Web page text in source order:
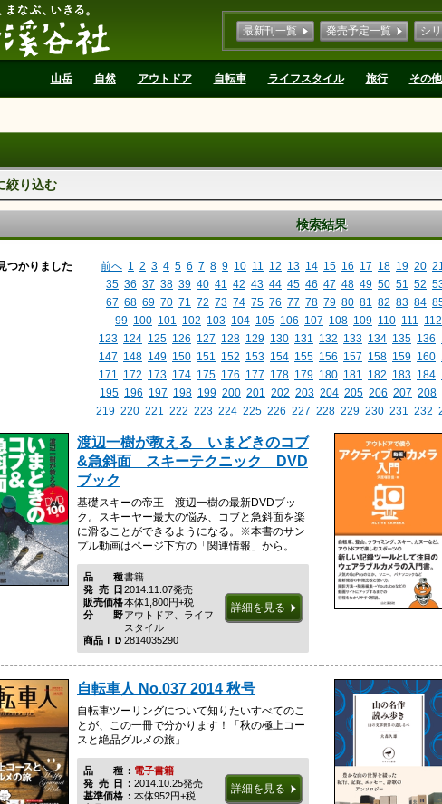
最新刊一覧 発売予定一覧 シ
山岳 自然 アウトドア 自転車 ライフスタイル 旅行 その
絞り込む
検索結果
つかりました 前へ 1 2 3 4 5 6 7 8 9 10 11 12 13 14 15 16 17 18 19 20 21
35 36 37 38 39 40 41 42 43 44 45 46 47 48 49 50 51 52
67 68 69 70 71 72 73 74 75 76 77 78 79 80 81 82 83 84
99 100 101 102 103 104 105 106 107 108 109 110 111 112
123 124 125 126 127 128 129 130 131 132 133 134 135 136
147 148 149 150 151 152 153 154 155 156 157 158 159 160
171
172 173 174 175 176 177 178 179 180 181 182 183 184
195 196 197 198 199 200 201 202 203 204 205 206 207 208
219 220 221 222 223 224 225 226 227 228 229 230 231 232
渡辺一樹が教える いまどきのコブ
&急斜面 スキーテクニック DVD
ブック
基礎スキーの帝王 渡辺一樹の最新DVDブッ
ク。スキーヤー最大の悩み、コブと急斜面を楽
に滑ることができるようになる。※本書のサン
プル動画はページ下方の「関連情報」から。
品種
書籍
発売日2014.11.07発売
販売価格本体1,800円+税
分野アウトドア、ライフ
スタイル
商品ＩＤ 2814035290
詳細を見る
自転車人 No.037 2014 秋号
自転車ツーリングについて知りたいすべてのこ
とが、この一冊で分かります！「秋の極上コー
スと絶品グルメの旅」
品種電子書籍
発売日 2014.10.25発売
基準価格
本体952円+税
詳細を見る